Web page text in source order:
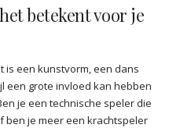
betekent voor je
is een kunstvorm, een dans
een grote invloed kan hebben
je een technische speler die
ben je meer een krachtspeler